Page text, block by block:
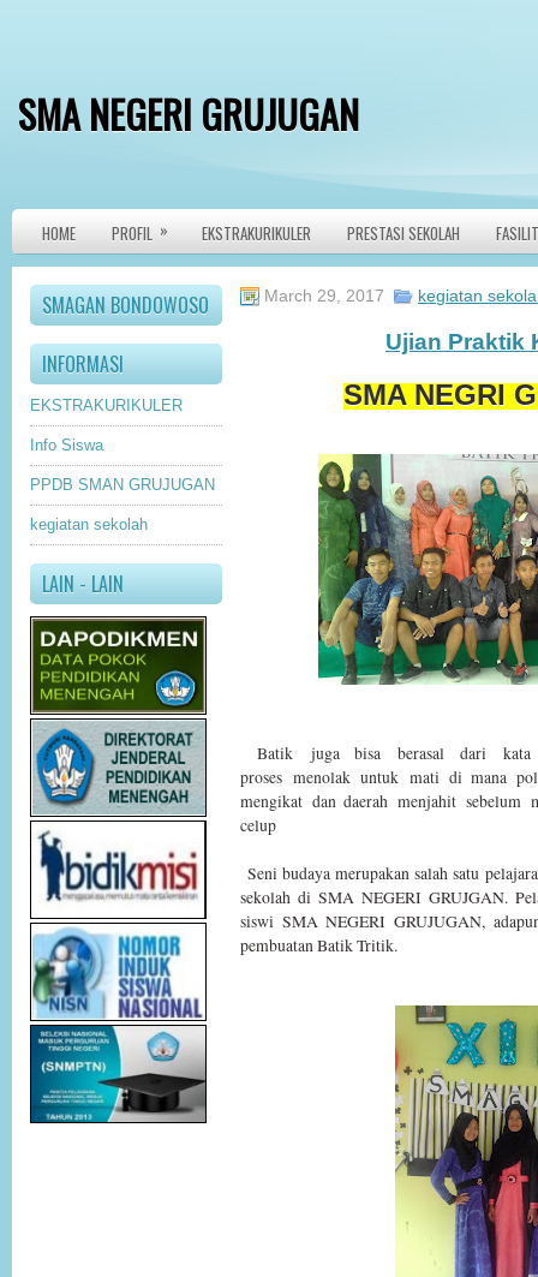
SMA NEGERI GRUJUGAN
HOME PROFIL » EKSTRAKURIKULER PRESTASI SEKOLAH
SMAGAN BONDOWOSO
INFORMASI
EKSTRAKURIKULER
Info Siswa
PPDB SMAN GRUJUGAN
kegiatan sekolah
LAIN - LAIN
March 29, 2017 kegiatan
Ujian Praktik
SMA NEGRI
Batik juga bisa berasal dari
proses menolak untuk mati di mana
mengikat dan daerah menjahit sebelum
celup
Seni budaya merupakan salah satu
sekolah di SMA NEGERI GRUJGAN.
siswi SMA NEGERI GRUJUGAN,
pembuatan Batik Tritik.